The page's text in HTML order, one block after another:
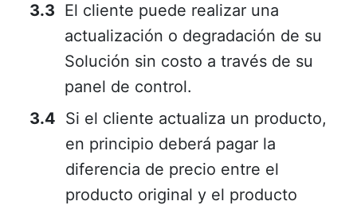
El cliente puede realizar una
actualización o degradación de su
Solución sin costo a través de su
panel de control.
Si el cliente actualiza un producto,
en principio deberá pagar la
diferencia de precio entre el
producto original y el producto